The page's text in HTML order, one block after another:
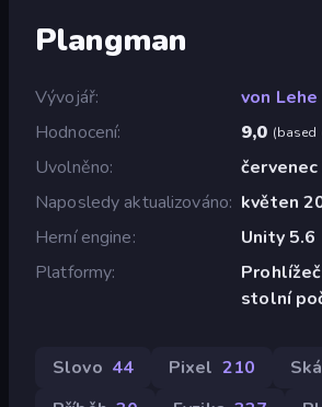
Plangman
Vývojář
von
Hodnocení
9,0 (based
Uvolněno
Naposledy aktualizováno květen
Herní engine
Unity 5.6
Platformy
stolní
Slovo 44 Pixel 210